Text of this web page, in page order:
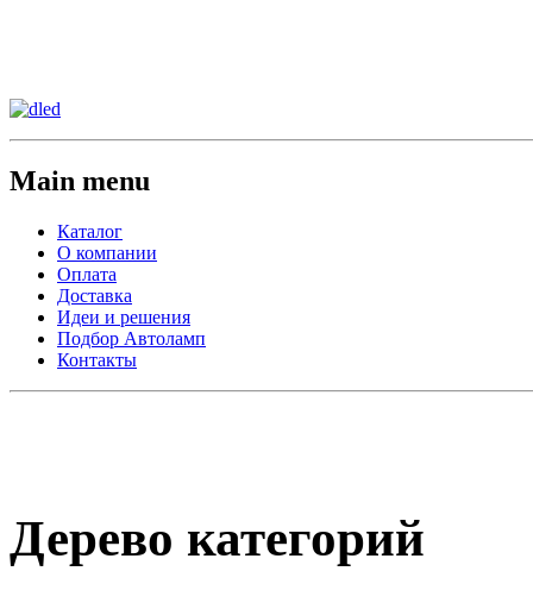
Main menu
Каталог
О компании
Оплата
Доставка
Идеи и решения
Подбор Автоламп
Контакты
Дерево категорий